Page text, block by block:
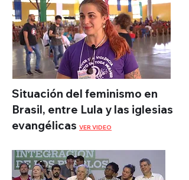
Situación del feminismo en
Brasil, entre Lula y las iglesias
evangélicas VER VIDEO